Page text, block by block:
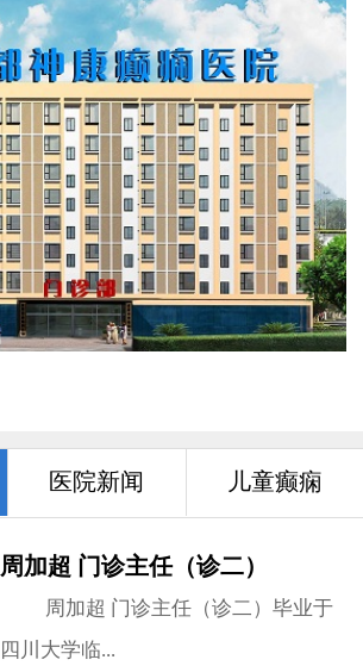
医院新闻 儿童癫痫
周加超 门诊主任（诊二）
周加超 门诊主任（诊二）毕业于
四川大学临...